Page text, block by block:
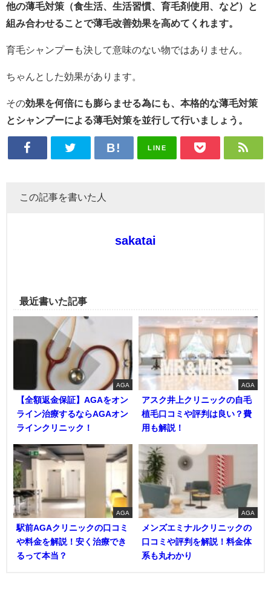
他の薄毛対策（食生活、生活習慣、育毛剤使用、など）と
組み合わせることで薄毛改善効果を高めてくれます。
育毛シャンプーも決して意味のない物ではありません。
ちゃんとした効果があります。
その効果を何倍にも膨らませる為にも、本格的な薄毛対策
とシャンプーによる薄毛対策を並行して行いましょう。
LINE
この記事を書いた人
sakatai
最近書いた記事
AGA
【全額返金保証】AGAをオン
ライン治療するならAGAオン
ラインクリニック！
AGA
アスク井上クリニックの自毛
植毛口コミや評判は良い？費
用も解説！
AGA
駅前AGAクリニックの口コミ
や料金を解説！安く治療でき
るって本当？
AGA
メンズエミナルクリニックの
口コミや評判を解説！料金体
系も丸わかり